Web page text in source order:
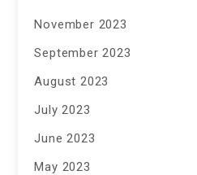
November 2023
September 2023
August 2023
July 2023
June 2023
May 2023